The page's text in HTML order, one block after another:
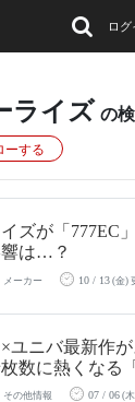
ログ
ライズ の
ーする
ズが「777EC
は…？
メーカー 10 / 13(金)
×ユニバ最新作
数に熱くなる
講座
その他情報 07 / 06(木